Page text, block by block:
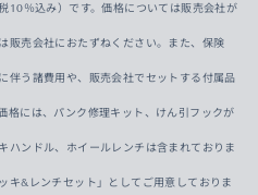
10％込み）です。価格については販売会社が
販売会社におたずねください。また、保険
伴う諸費用や、販売会社でセットする付属品
格には、パンク修理キット、けん引フックが
ハンドル、ホイールレンチは含まれておりま
キ&レンチセット」としてご用意しておりま